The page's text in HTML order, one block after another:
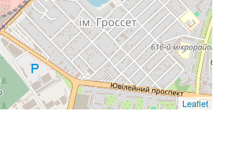
Leaflet